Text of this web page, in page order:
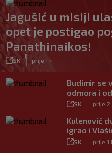
Jagušić u misiji
opet je postigao
Panathinaikos!
SK prije 1 h
Budimir se
odmora i
SK prije 2
Kulenović
igrao i
SK prije 1